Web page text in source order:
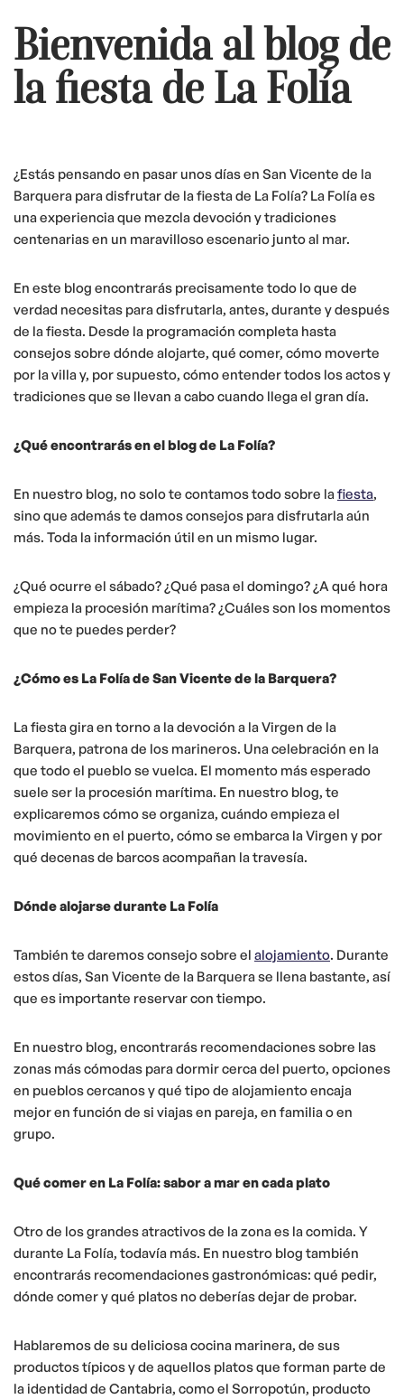
Bienvenida al blog de
la fiesta de La Folía
¿Estás pensando en pasar unos días en San Vicente de la
Barquera para disfrutar de la fiesta de La Folía? La Folía es
una experiencia que mezcla devoción y tradiciones
centenarias en un maravilloso escenario junto al mar.
En este blog encontrarás precisamente todo lo que de
verdad necesitas para disfrutarla, antes, durante y después
de la fiesta. Desde la programación completa hasta
consejos sobre dónde alojarte, qué comer, cómo moverte
por la villa y, por supuesto, cómo entender todos los actos y
tradiciones que se llevan a cabo cuando llega el gran día.
¿Qué encontrarás en el blog de La Folía?
En nuestro blog, no solo te contamos todo sobre la fiesta,
sino que además te damos consejos para disfrutarla aún
más. Toda la información útil en un mismo lugar.
¿Qué ocurre el sábado? ¿Qué pasa el domingo? ¿A qué hora
empieza la procesión marítima? ¿Cuáles son los momentos
que no te puedes perder?
¿Cómo es La Folía de San Vicente de la Barquera?
La fiesta gira en torno a la devoción a la Virgen de la
Barquera, patrona de los marineros. Una celebración en la
que todo el pueblo se vuelca. El momento más esperado
suele ser la procesión marítima. En nuestro blog, te
explicaremos cómo se organiza, cuándo empieza el
movimiento en el puerto, cómo se embarca la Virgen y por
qué decenas de barcos acompañan la travesía.
Dónde alojarse durante La Folía
También te daremos consejo sobre el alojamiento. Durante
estos días, San Vicente de la Barquera se llena bastante, así
que es importante reservar con tiempo.
En nuestro blog, encontrarás recomendaciones sobre las
zonas más cómodas para dormir cerca del puerto, opciones
en pueblos cercanos y qué tipo de alojamiento encaja
mejor en función de si viajas en pareja, en familia o en
grupo.
Qué comer en La Folía: sabor a mar en cada plato
Otro de los grandes atractivos de la zona es la comida. Y
durante La Folía, todavía más. En nuestro blog también
encontrarás recomendaciones gastronómicas: qué pedir,
dónde comer y qué platos no deberías dejar de probar.
Hablaremos de su deliciosa cocina marinera, de sus
productos típicos y de aquellos platos que forman parte de
la identidad de Cantabria, como el Sorropotún, producto